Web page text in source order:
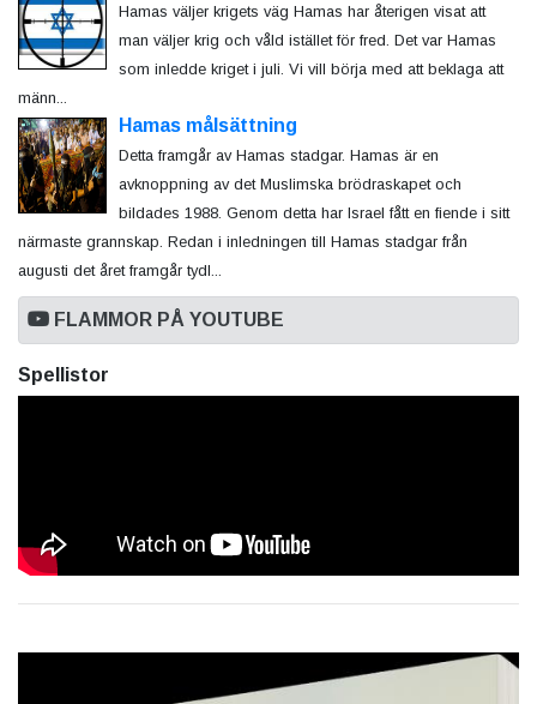
Hamas väljer krigets väg Hamas har återigen visat att
man väljer krig och våld istället för fred. Det var Hamas
som inledde kriget i juli. Vi vill börja med att beklaga att
männ...
Hamas målsättning
Detta framgår av Hamas stadgar. Hamas är en
avknoppning av det Muslimska brödraskapet och
bildades 1988. Genom detta har Israel fått en fiende i sitt
närmaste grannskap. Redan i inledningen till Hamas stadgar från
augusti det året framgår tydl...
FLAMMOR PÅ YOUTUBE
Spellistor